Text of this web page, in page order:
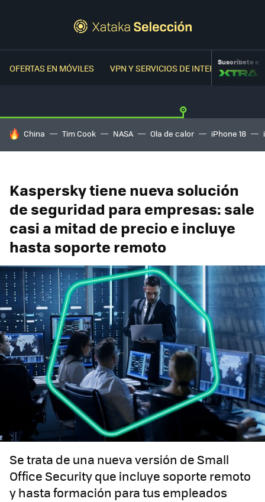
OFERTAS EN MÓVILES VPN Y SERVICIOS DE INTERNETSuscríbete a
HOY SE HABLA DE
China Tim Cook NASA Ola de calor iPhone 18
Kaspersky tiene nueva solución
de seguridad para empresas: sale
casi a mitad de precio e incluye
hasta soporte remoto
Se trata de una nueva versión de Small
Office Security que incluye soporte remoto
y hasta formación para tus empleados